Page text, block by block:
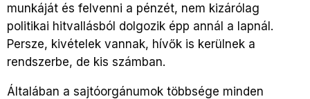
munkáját és felvenni a pénzét, nem kizárólag
politikai hitvallásból dolgozik épp annál a lapnál.
Persze, kivételek vannak, hívők is kerülnek a
rendszerbe, de kis számban.
Általában a sajtóorgánumok többsége minden